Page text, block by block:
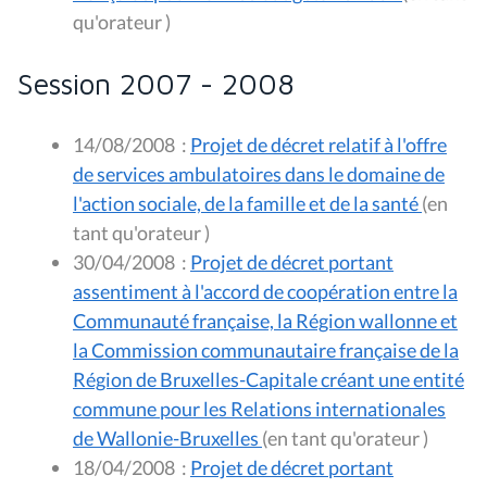
qu'orateur )
Session 2007 - 2008
14/08/2008 : Projet de décret relatif à l'offre
de services ambulatoires dans le domaine de
l'action sociale, de la famille et de la santé(en
tant qu'orateur )
30/04/2008 : Projet de décret portant
assentiment à l'accord de coopération entre la
Communauté française, la Région wallonne et
la Commission communautaire française de la
Région de Bruxelles-Capitale créant une entité
commune pour les Relations internationales
de Wallonie-Bruxelles
(en tant qu'orateur )
18/04/2008 : Projet de décret portant